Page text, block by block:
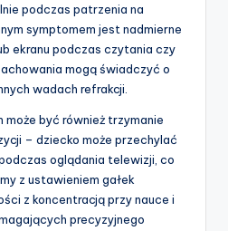
podczas patrzenia na
symptomem jest nadmierne
ekranu podczas czytania czy
mogą świadczyć o
wadach refrakcji.
może być również trzymanie
– dziecko może przechylać
oglądania telewizji, co
z ustawieniem gałek
z koncentracją przy nauce i
precyzyjnego